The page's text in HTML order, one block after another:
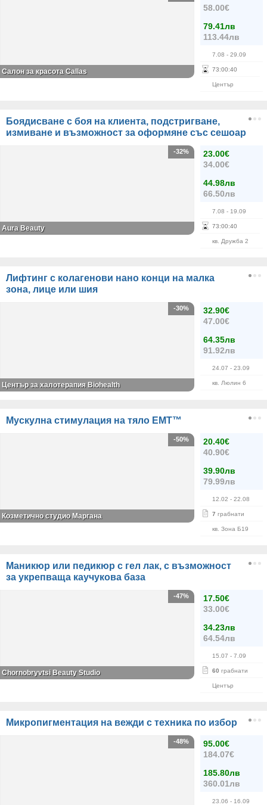
58.00€
79.41лв
113.44лв
7.08 - 29.09
73:00:39
Център
Салон за красота Callas
Боядисване с боя на клиента, подстригване,
измиване и възможност за оформяне със сешоар
23.00€
34.00€
44.98лв
66.50лв
7.08 - 19.09
73:00:39
кв. Дружба 2
-32%
Aura Beauty
Лифтинг с колагенови нано конци на малка
зона, лице или шия
32.90€
47.00€
64.35лв
91.92лв
24.07 - 23.09
кв. Люлин 6
-30%
Център за халотерапия Biohealth
Mускулна стимулация на тяло EMT™
20.40€
40.90€
39.90лв
79.99лв
12.02 - 22.08
7 грабнати
кв. Зона Б19
-50%
Козметично студио Маргана
Маникюр или педикюр с гел лак, с възможност
за укрепваща каучукова база
17.50€
33.00€
34.23лв
64.54лв
15.07 - 7.09
60 грабнати
Център
-47%
Chornobryvtsi Beauty Studio
Микропигментация на вежди с техника по избор
95.00€
184.07€
185.80лв
360.01лв
23.06 - 16.09
-48%